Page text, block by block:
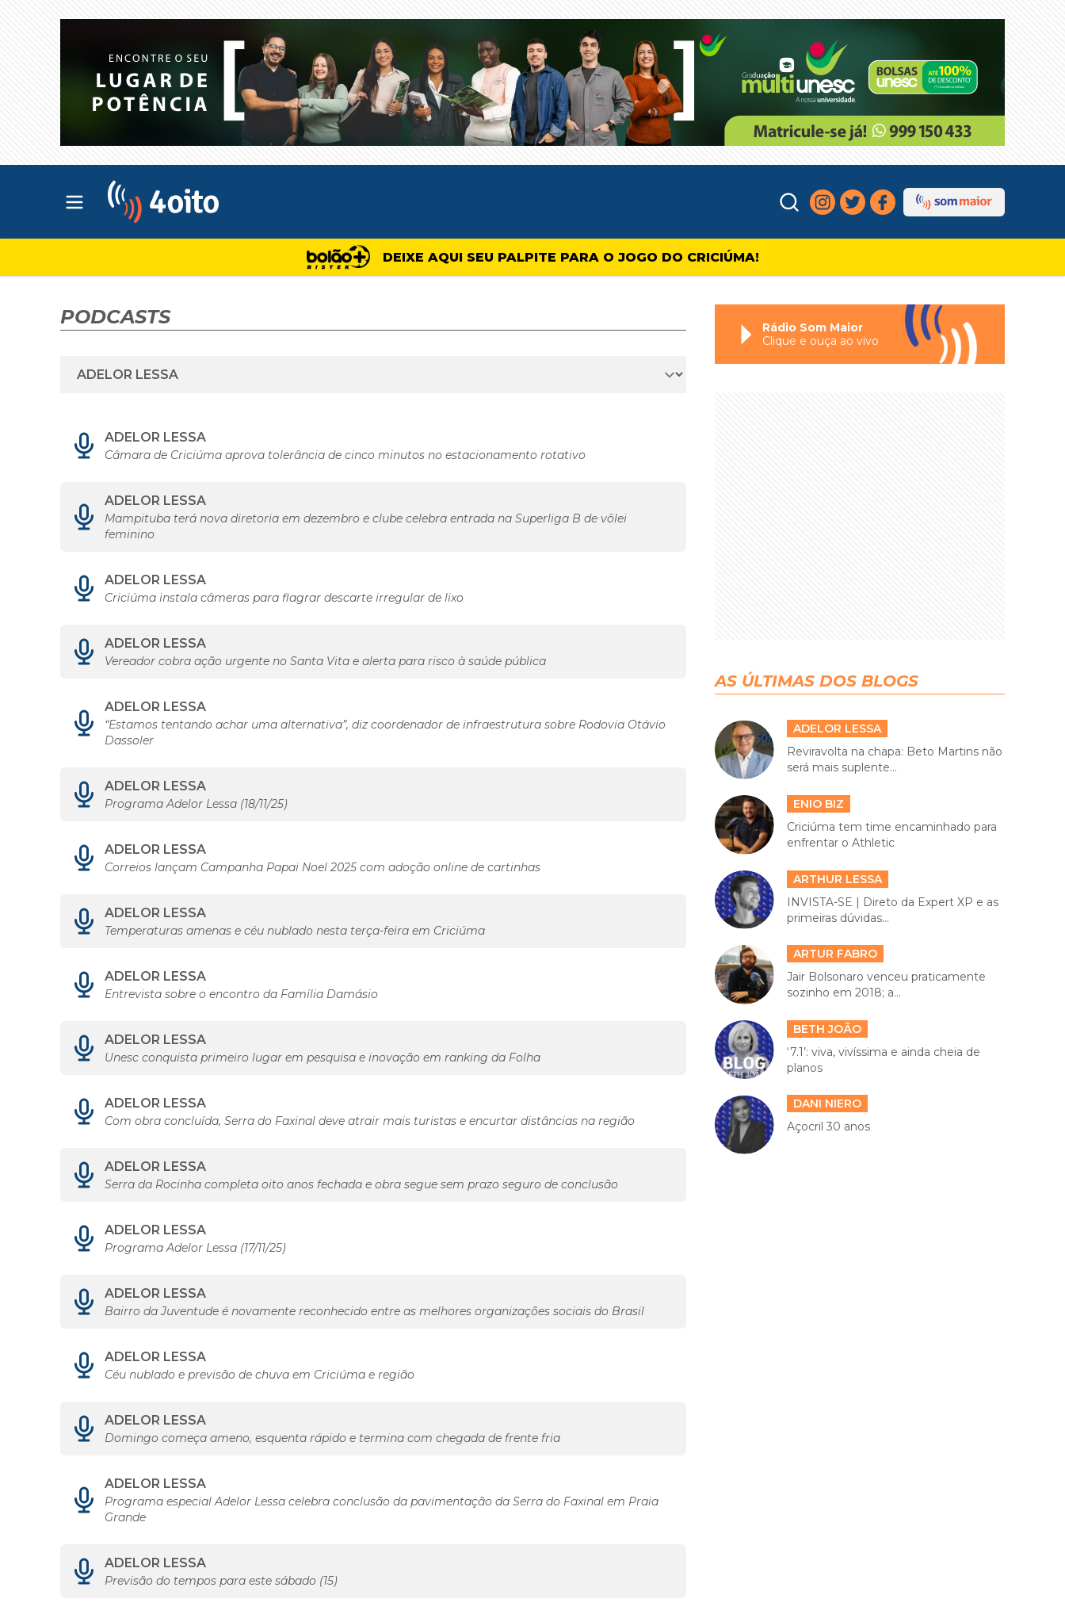
Abrir menu principal
DEIXE AQUI SEU PALPITE PARA O JOGO DO CRICIÚMA!
PODCASTS
ADELOR LESSA
Câmara de Criciúma aprova tolerância de cinco minutos no estacionamento rotativo
ADELOR LESSA
Mampituba terá nova diretoria em dezembro e clube celebra entrada na Superliga B de vôlei
feminino
ADELOR LESSA
Criciúma instala câmeras para flagrar descarte irregular de lixo
ADELOR LESSA
Vereador cobra ação urgente no Santa Vita e alerta para risco à saúde pública
ADELOR LESSA
“Estamos tentando achar uma alternativa”, diz coordenador de infraestrutura sobre Rodovia Otávio
Dassoler
ADELOR LESSA
Programa Adelor Lessa (18/11/25)
ADELOR LESSA
Correios lançam Campanha Papai Noel 2025 com adoção online de cartinhas
ADELOR LESSA
Temperaturas amenas e céu nublado nesta terça-feira em Criciúma
ADELOR LESSA
Entrevista sobre o encontro da Família Damásio
ADELOR LESSA
Unesc conquista primeiro lugar em pesquisa e inovação em ranking da Folha
ADELOR LESSA
Com obra concluída, Serra do Faxinal deve atrair mais turistas e encurtar distâncias na região
ADELOR LESSA
Serra da Rocinha completa oito anos fechada e obra segue sem prazo seguro de conclusão
ADELOR LESSA
Programa Adelor Lessa (17/11/25)
ADELOR LESSA
Bairro da Juventude é novamente reconhecido entre as melhores organizações sociais do Brasil
ADELOR LESSA
Céu nublado e previsão de chuva em Criciúma e região
ADELOR LESSA
Domingo começa ameno, esquenta rápido e termina com chegada de frente fria
ADELOR LESSA
Programa especial Adelor Lessa celebra conclusão da pavimentação da Serra do Faxinal em Praia
Grande
ADELOR LESSA
Previsão do tempos para este sábado (15)
Rádio Som Maior
Clique e ouça ao vivo
AS ÚLTIMAS DOS BLOGS
ADELOR LESSA
Reviravolta na chapa: Beto Martins não
será mais suplente...
ENIO BIZ
Criciúma tem time encaminhado para
enfrentar o Athletic
ARTHUR LESSA
INVISTA-SE | Direto da Expert XP e as
primeiras dúvidas...
ARTUR FABRO
Jair Bolsonaro venceu praticamente
sozinho em 2018; a...
BETH JOÃO
‘7.1’: viva, vivíssima e ainda cheia de
planos
DANI NIERO
Açocril 30 anos